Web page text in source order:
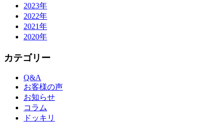
2023年
2022年
2021年
2020年
カテゴリー
Q&A
お客様の声
お知らせ
コラム
ドッキリ